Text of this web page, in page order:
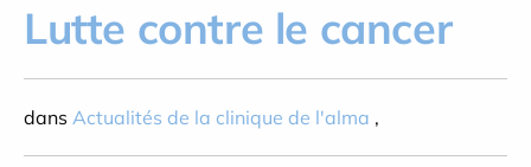
Lutte contre le cancer
dans Actualités de la clinique de l'alma ,